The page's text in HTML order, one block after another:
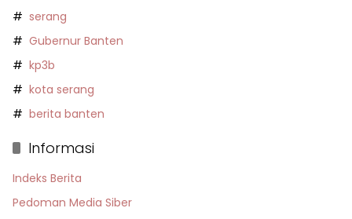
serang
Gubernur Banten
kp3b
kota serang
berita banten
Informasi
Indeks Berita
Pedoman Media Siber